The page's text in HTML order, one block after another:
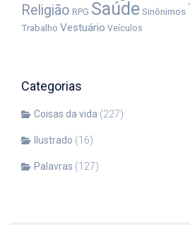
Religião RPG SaúdeSinônimos
Trabalho Vestuário Veículos
Categorias
Coisas da vida (227)
Ilustrado (16)
Palavras (127)